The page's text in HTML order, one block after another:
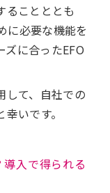
ることととも
に必要な機能を
ズに合ったEFO
して、自社での
いです。
入で得られる